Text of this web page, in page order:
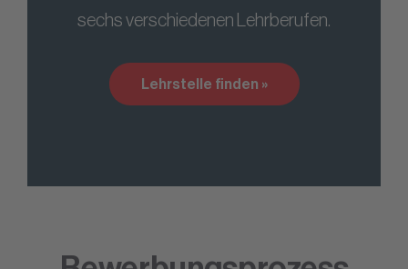
sechs verschiedenen Lehrberufen.
Lehrstelle finden »